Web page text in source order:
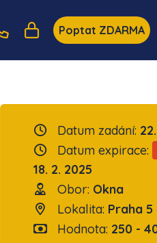
Poptat ZDARMA
Datum zadání:
Datum expirace:
18. 2. 2025
Obor: Okna
Lokalita: Praha 5
Hodnota: 250 -